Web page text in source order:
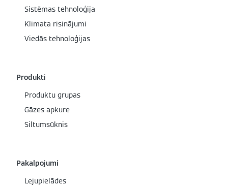
Sistēmas tehnoloģija
Klimata risinājumi
Viedās tehnoloģijas
Produkti
Produktu grupas
Gāzes apkure
Siltumsūknis
Pakalpojumi
Lejupielādes